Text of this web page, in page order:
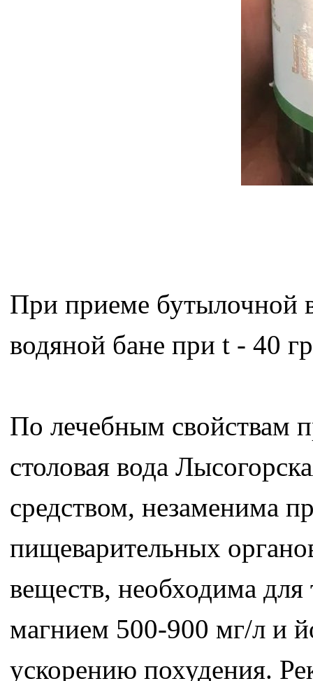
При приеме бутылочной
водяной бане при t - 40
По лечебным свойствам
столовая вода
средством, незаменима
пищеварительных
веществ, необходима
магнием 500-900 мг/л и
ускорению похудения.